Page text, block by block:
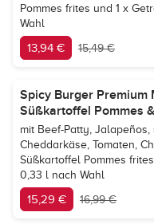
Pommes frites und 1 x
Wahl
13,94 € 15,49 €
Spicy Burger Premium
Süßkartoffel Pommes
mit Beef-Patty,
Cheddarkäse, Tomaten,
Süßkartoffel Pommes
0,33 l nach Wahl
15,29 € 16,99 €